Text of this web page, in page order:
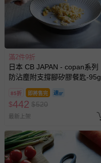
滿2件9折
日本 CB JAPAN - copan系列
防沾塵附支撐腳矽膠餐匙-95g
85折 即將售完
$442 $520
最新上架